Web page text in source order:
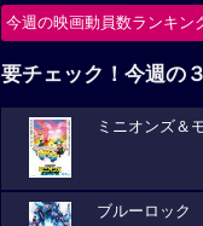
今週の映画動員数ランキン
要チェック！今週の
ミニオンズ＆
ブルーロック